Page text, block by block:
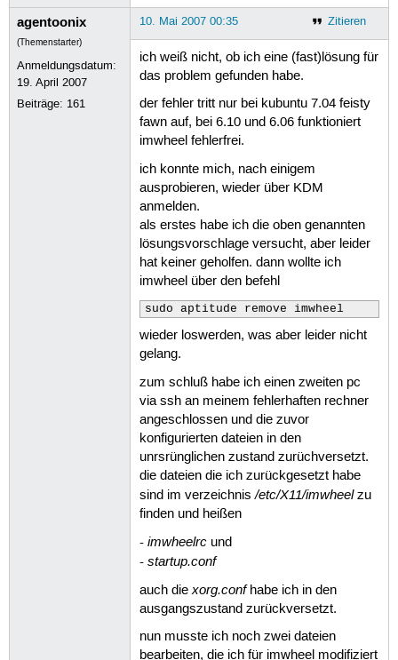
agentoonix
(Themenstarter)
Anmeldungsdatum:
19. April 2007
Beiträge: 161
Zitieren
10. Mai 2007 00:35
ich weiß nicht, ob ich eine (fast)lösung für
das problem gefunden habe.
der fehler tritt nur bei kubuntu 7.04 feisty
fawn auf, bei 6.10 und 6.06 funktioniert
imwheel fehlerfrei.
ich konnte mich, nach einigem
ausprobieren, wieder über KDM
anmelden.
als erstes habe ich die oben genannten
lösungsvorschlage versucht, aber leider
hat keiner geholfen. dann wollte ich
imwheel über den befehl
sudo aptitude remove imwheel
wieder loswerden, was aber leider nicht
gelang.
zum schluß habe ich einen zweiten pc
via ssh an meinem fehlerhaften rechner
angeschlossen und die zuvor
konfigurierten dateien in den
unrsrünglichen zustand zurüchversetzt.
die dateien die ich zurückgesetzt habe
sind im verzeichnis/etc/X11/imwheelzu
finden und heißen
- imwheelrcund
- startup.conf
auch diexorg.confhabe ich in den
ausgangszustand zurückversetzt.
nun musste ich noch zwei dateien
bearbeiten, die ich für imwheel modifiziert